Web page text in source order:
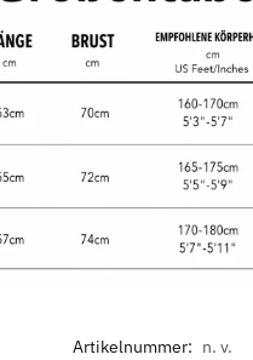
Artikelnummer: n. v.